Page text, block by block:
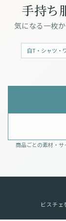
手持ち
気になる一枚
白T・シャツ・
商品ごとの素材・サ
ビスチェ